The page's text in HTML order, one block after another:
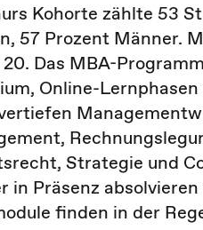
Kohorte zählte 53
57 Prozent Männer.
Das MBA-
Online-
Strategie und
Präsenz
finden in der